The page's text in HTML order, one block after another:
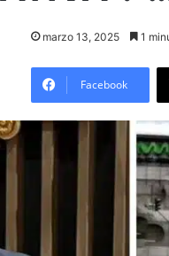
marzo 13, 2025 1
Facebook